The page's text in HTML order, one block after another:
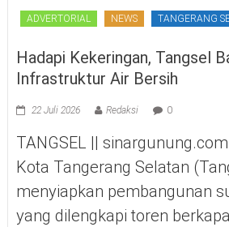
ADVERTORIAL NEWS TANGERANG
Hadapi Kekeringan, Tangsel
Infrastruktur Air Bersih
22 Juli 2026 Redaksi 0
TANGSEL ||
Kota Tangerang Selatan
menyiapkan pembangunan
yang dilengkapi toren